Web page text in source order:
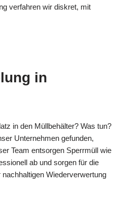
verfahren wir diskret, mit
in
in den Müllbehälter? Was tun?
Unternehmen gefunden,
Team entsorgen Sperrmüll wie
ab und sorgen für die
Wiederverwertung